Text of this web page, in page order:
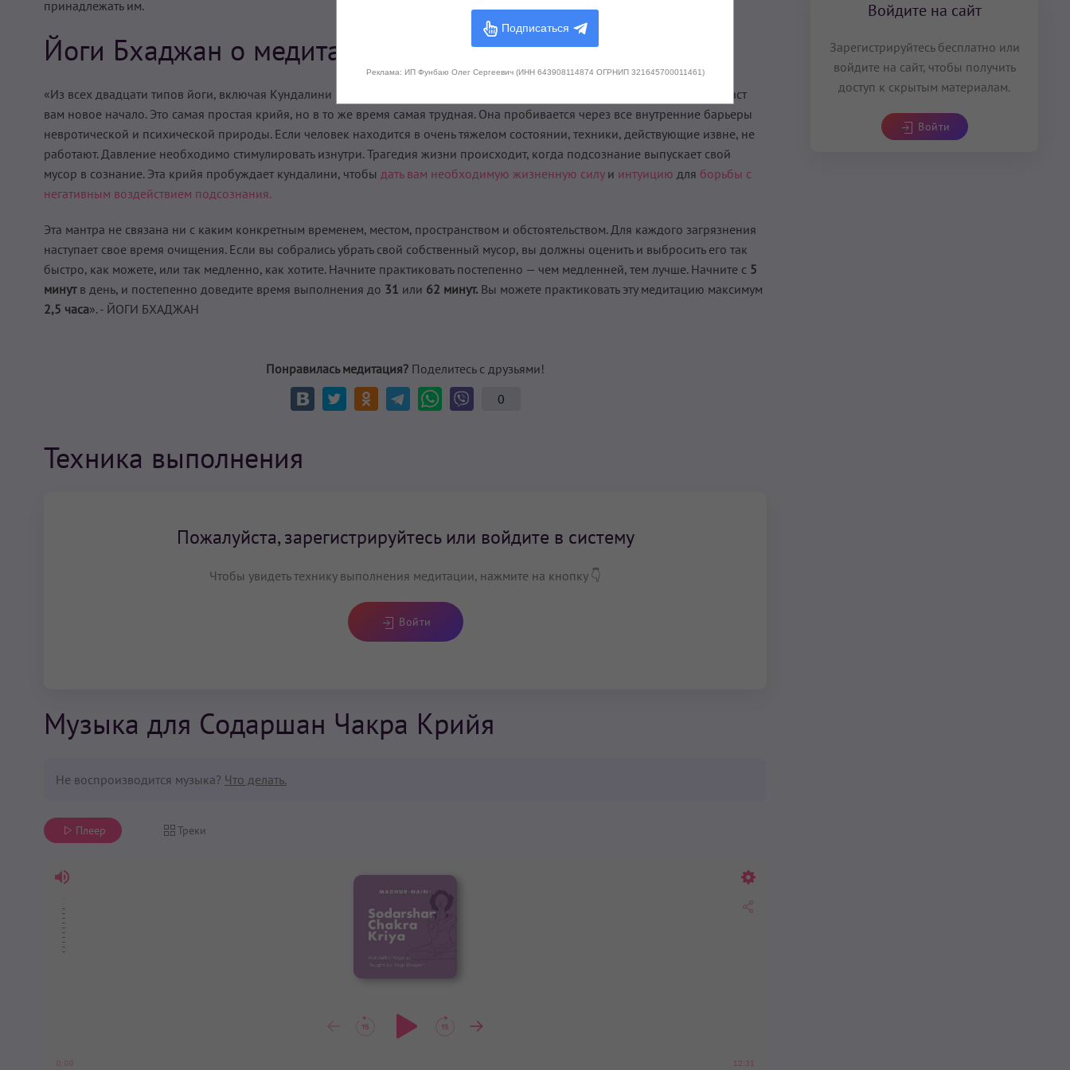
принадлежать им.
Йоги Бхаджан о медитации Содаршан Чакра Крийя
«Из всех двадцати типов йоги, включая Кундалини Йогу, эта Крийя — высшая. Эта медитация рассекает любую тьму. Она даст
вам новое начало. Это самая простая крийя, но в то же время самая трудная. Она пробивается через все внутренние барьеры
невротической и психической природы. Если человек находится в очень тяжелом состоянии, техники, действующие извне, не
работают. Давление необходимо стимулировать изнутри. Трагедия жизни происходит, когда подсознание выпускает свой
мусор в сознание. Эта крийя пробуждает кундалини, чтобы дать вам необходимую жизненную силуи интуицию для борьбы с
негативным воздействием подсознания.
Эта мантра не связана ни с каким конкретным временем, местом, пространством и обстоятельством. Для каждого загрязнения
наступает свое время очищения. Если вы собрались убрать свой собственный мусор, вы должны оценить и выбросить его так
быстро, как можете, или так медленно, как хотите. Начните практиковать постепенно — чем медленней, тем лучше. Начните с 5
минутв день, и постепенно доведите время выполнения до 31 или 62 минут. Вы можете практиковать эту медитацию максимум
2,5 часа». - ЙОГИ БХАДЖАН
Понравилась медитация? Поделитесь с друзьями!
0
Техника выполнения
Пожалуйста, зарегистрируйтесь или войдите в систему
Чтобы увидеть технику выполнения медитации, нажмите на кнопку 👇
Войти
Музыка для Содаршан Чакра Крийя
Не воспроизводится музыка? Что делать.
Плеер Треки
0:00 12:31
Войдите на сайт
Зарегистрируйтесь бесплатно или
войдите на сайт, чтобы получить
доступ к скрытым материалам.
Войти
Подписаться
Реклама: ИП Фунбаю Олег Сергеевич (ИНН 643908114874 ОГРНИП 321645700011461)